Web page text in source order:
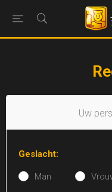
Uw
Geslacht:
Man